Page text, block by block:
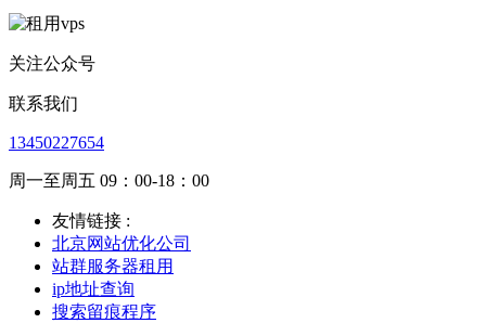
关注公众号
联系我们
13450227654
周一至周五 09：00-18：00
友情链接 :
北京网站优化公司
站群服务器租用
ip地址查询
搜索留痕程序